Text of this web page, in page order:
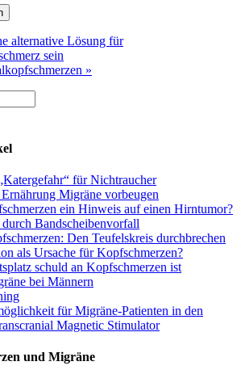
alternative Lösung für
sein
»
für Nichtraucher
Migräne vorbeugen
ein Hinweis auf einen Hirntumor?
Bandscheibenvorfall
Den Teufelskreis durchbrechen
als Ursache für Kopfschmerzen?
schuld an Kopfschmerzen ist
bei Männern
für Migräne-Patienten in den
Magnetic Stimulator
und Migräne